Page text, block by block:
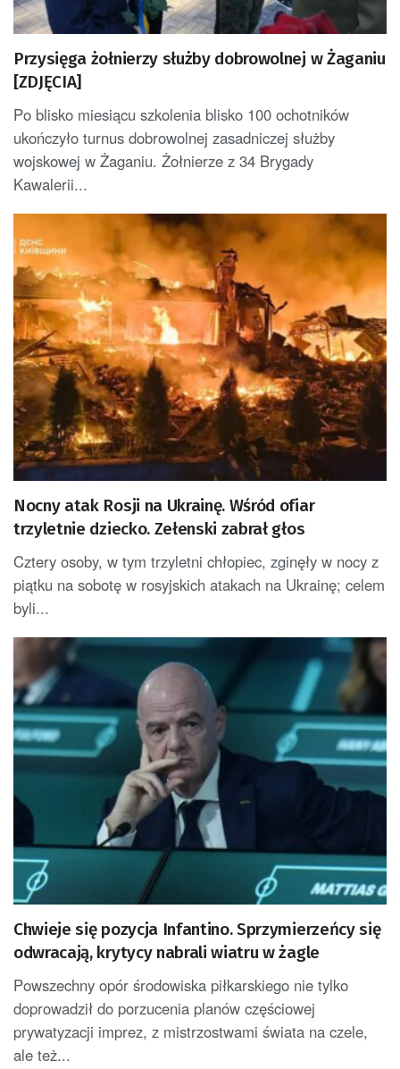
Przysięga żołnierzy służby dobrowolnej w Żaganiu
[ZDJĘCIA]
Po blisko miesiącu szkolenia blisko 100 ochotników
ukończyło turnus dobrowolnej zasadniczej służby
wojskowej w Żaganiu. Żołnierze z 34 Brygady
Kawalerii...
Nocny atak Rosji na Ukrainę. Wśród ofiar
trzyletnie dziecko. Zełenski zabrał głos
Cztery osoby, w tym trzyletni chłopiec, zginęły w nocy z
piątku na sobotę w rosyjskich atakach na Ukrainę; celem
byli...
Chwieje się pozycja Infantino. Sprzymierzeńcy się
odwracają, krytycy nabrali wiatru w żagle
Powszechny opór środowiska piłkarskiego nie tylko
doprowadził do porzucenia planów częściowej
prywatyzacji imprez, z mistrzostwami świata na czele,
ale też...